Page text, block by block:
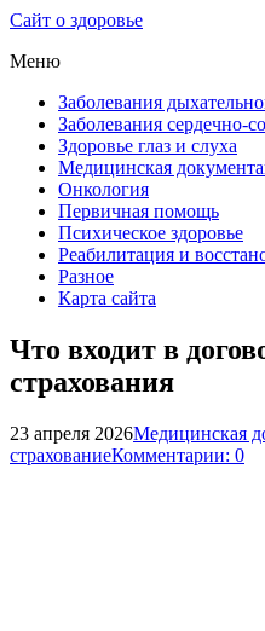
Сайт о здоровье
Меню
Заболевания
Заболевания сердечно-
Здоровье глаз и слуха
Медицинская
Онкология
Первичная помощь
Психическое здоровье
Реабилитация и
Разное
Карта сайта
Что входит в
страхования
23 апреля 2026Медицинская
страхованиеКомментарии: 0